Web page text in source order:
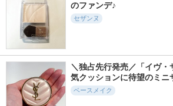
5.4
5764件
プリズム・リーブル
ジバンシイ
のファンデ♪
セザンヌ
＼独占先行発売／「イヴ・
気クッションに待望のミニ
ベースメイク